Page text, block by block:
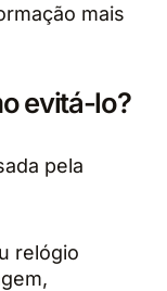
mais
evitá-lo?
pela
relógio